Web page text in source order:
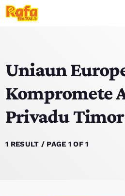
play_arrow OUVIR RAFA
HOME
NOTISIA
Uniaun
Kompromete
Privadu
1 RESULT / PAGE 1 OF 1